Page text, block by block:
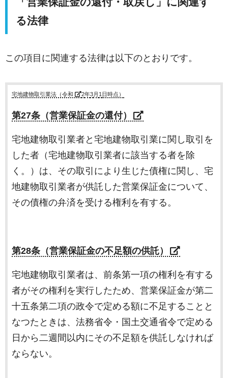
る法律
この項目に関連する法律は以下のとおりです。
宅地建物取引業法（令和 2年3月 1 日時点）
第27条（営業保証金の還付）
宅地建物取引業者と宅地建物取引業に関し取引を
した者（宅地建物取引業者に該当する者を除
く。）は、その取引により生じた債権に関し、宅
地建物取引業者が供託した営業保証金について、
その債権の弁済を受ける権利を有する。
第28条（営業保証金の不足額の供託）
宅地建物取引業者は、前条第一項の権利を有する
者がその権利を実行したため、営業保証金が第二
十五条第二項の政令で定める額に不足することと
なつたときは、法務省令・国土交通省令で定める
日から二週間以内にその不足額を供託しなければ
ならない。